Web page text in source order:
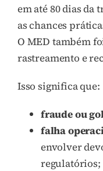
em até 80 dias da
as chances
O MED também
rastreamento e
Isso significa que:
fraude ou
falha
envolver
regulatórios;